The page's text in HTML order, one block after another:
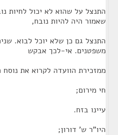
התנצל על שהוא לא יכול לחיות
שאמור היה להיות נובח,
התנצל גם כן שלא יוכל לבוא.
משפטנים. אי-לכך אבקש
ממזכירת הוועדה לקרוא את
חי מירום;
עיינו בזח.
היו"ר ש' דורון;